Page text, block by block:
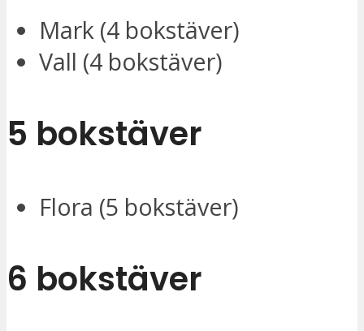
Mark (4 bokstäver)
Vall (4 bokstäver)
5 bokstäver
Flora (5 bokstäver)
6 bokstäver